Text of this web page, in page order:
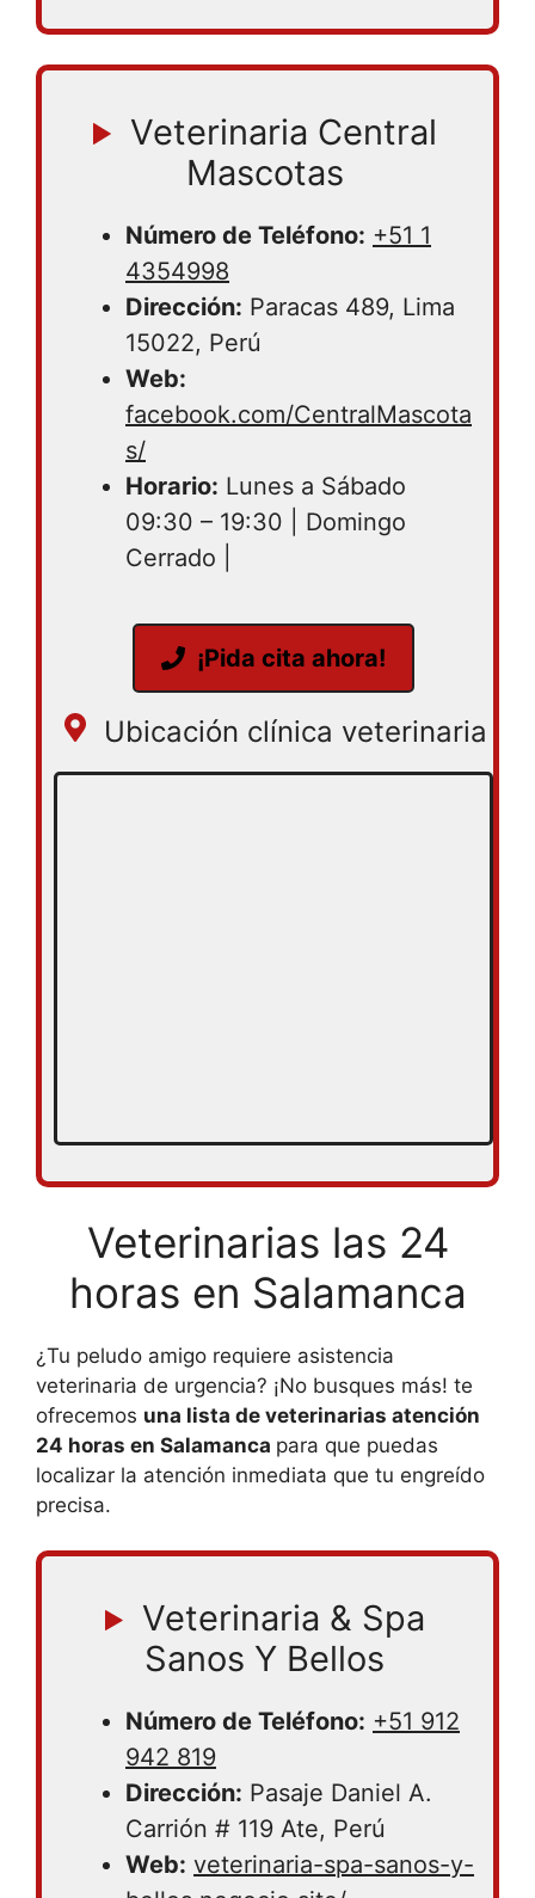
Veterinaria Central
Mascotas
Número de Teléfono: +51 1
4354998
Dirección: Paracas 489, Lima
15022, Perú
Web:
facebook.com/CentralMascota
s/
Horario: Lunes a Sábado
09:30 – 19:30 | Domingo
Cerrado |
¡Pida cita ahora!
Ubicación clínica veterinaria
Veterinarias las 24
horas en Salamanca
¿Tu peludo amigo requiere asistencia
veterinaria de urgencia? ¡No busques más! te
ofrecemos una lista de veterinarias atención
24 horas en Salamanca para que puedas
localizar la atención inmediata que tu engreído
precisa.
Veterinaria & Spa
Sanos Y Bellos
Número de Teléfono: +51 912
942 819
Dirección: Pasaje Daniel A.
Carrión # 119 Ate, Perú
Web: veterinaria-spa-sanos-y-